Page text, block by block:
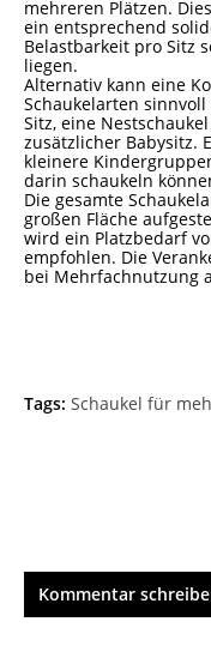
mehreren Plätzen.
ein entsprechend
Belastbarkeit pro Sitz
liegen.
Alternativ kann eine
Schaukelarten
Sitz, eine
zusätzlicher Babysitz.
kleinere
darin schaukeln
Die gesamte
großen Fläche
wird ein Platzbedarf
empfohlen. Die
bei Mehrfachnutzung
Tags: Schaukel für
Kommentar